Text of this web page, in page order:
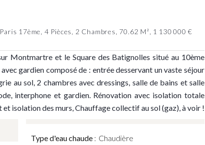
17ème, 4 Pièces, 2 Chambres, 70.62 M², 1 130 000 €
Montmartre et le Square des Batignolles situé au 10ème
gardien composé de : entrée desservant un vaste séjour
au sol, 2 chambres avec dressings, salle de bains et salle
interphone et gardien. Rénovation avec isolation totale
isolation des murs, Chauffage collectif au sol (gaz), à voir !
Type d'eau chaude Chaudière